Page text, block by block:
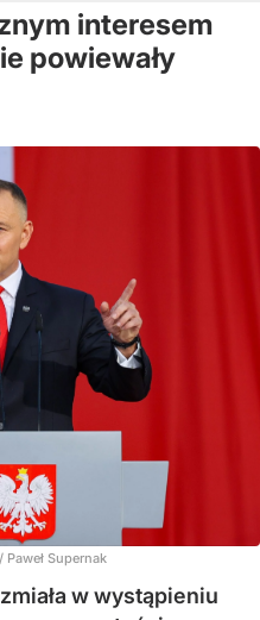
interesem
powiewały
/ Paweł Supernak
w wystąpieniu